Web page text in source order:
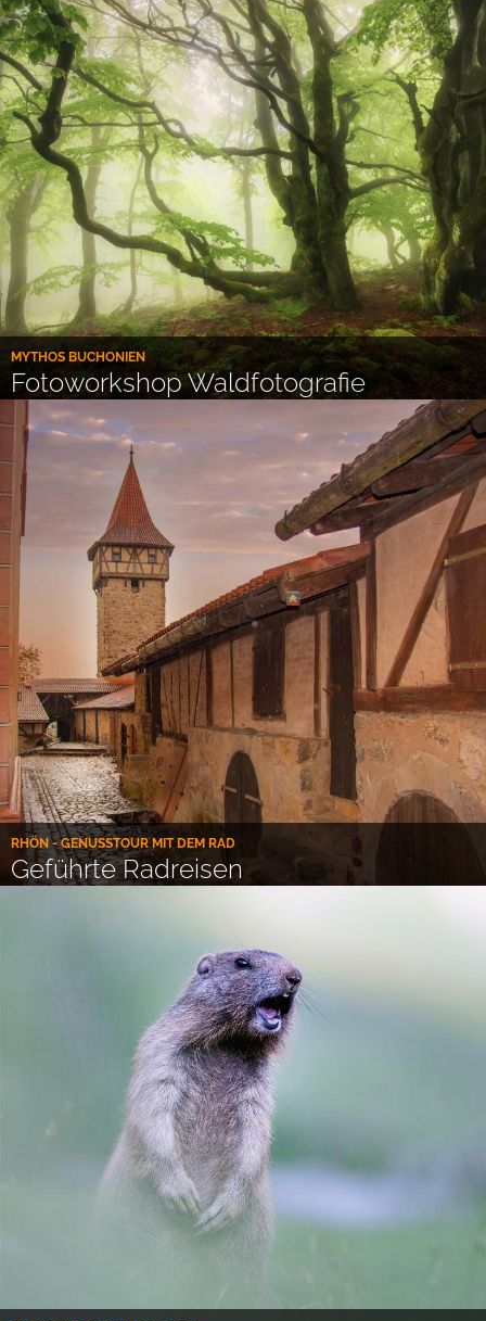
MYTHOS BUCHONIEN
Fotoworkshop Waldfotografie
RHÖN - GENUSSTOUR MIT DEM RAD
Geführte Radreisen